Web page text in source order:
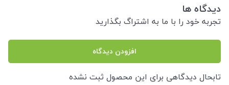
دیدگاه ها
تجربه خود را با ما به اشتراگ بگذارید
افزودن دیدگاه
تابحال دیدگاهی برای این محصول ثبت نشده